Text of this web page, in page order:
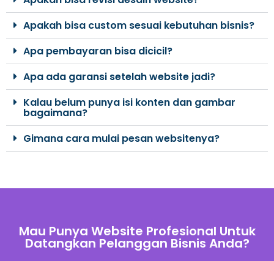
Apakah bisa custom sesuai kebutuhan bisnis?
Apa pembayaran bisa dicicil?
Apa ada garansi setelah website jadi?
Kalau belum punya isi konten dan gambar
bagaimana?
Gimana cara mulai pesan websitenya?
Mau Punya Website Profesional Untuk
Datangkan Pelanggan Bisnis Anda?